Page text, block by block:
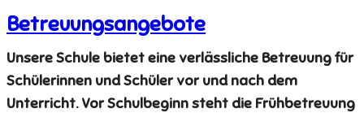
Betreuungsangebote
Unsere Schule bietet eine verlässliche Betreuung für
Schülerinnen und Schüler vor und nach dem
Unterricht. Vor Schulbeginn steht die Frühbetreuung